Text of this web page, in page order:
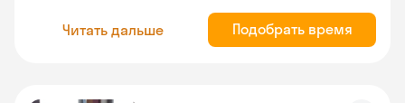
Читать дальше Подобрать время